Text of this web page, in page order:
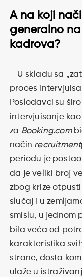
A na koji
generalno
kadrova?
– U skladu sa
proces
Poslodavci su
intervjuisanje
za Booking.com
način recruitment
periodu je
da je veliki broj
zbog krize
slučaj i u
smislu, u jednom
bila veća od
karakteristika
strane, dosta
ulaže u